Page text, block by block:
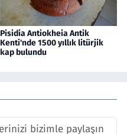
Pisidia Antiokheia Antik
Kenti'nde 1500 yıllık litürjik
kap bulundu